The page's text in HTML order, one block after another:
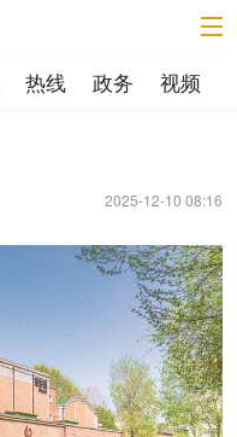
热线 政务 视频
2025-12-10 08:16